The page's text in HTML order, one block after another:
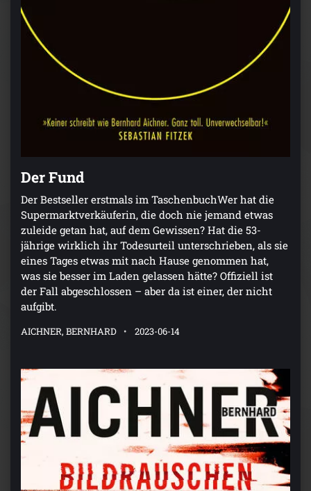
Der Fund
Der Bestseller erstmals im TaschenbuchWer hat die
Supermarktverkäuferin, die doch nie jemand etwas
zuleide getan hat, auf dem Gewissen? Hat die 53-
jährige wirklich ihr Todesurteil unterschrieben, als sie
eines Tages etwas mit nach Hause genommen hat,
was sie besser im Laden gelassen hätte? Offiziell ist
der Fall abgeschlossen – aber da ist einer, der nicht
aufgibt.
AICHNER, BERNHARD 2023-06-14